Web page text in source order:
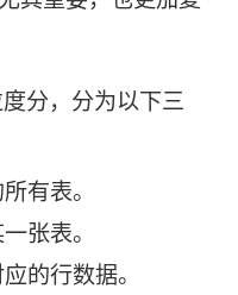
分，分为以下三
有表。
张表。
的行数据。